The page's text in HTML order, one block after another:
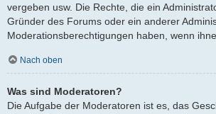
vergeben usw. Die Rechte, die ein
Gründer des Forums oder ein anderer
Moderationsberechtigungen haben, wenn
Nach oben
Was sind Moderatoren?
Die Aufgabe der Moderatoren ist es, das